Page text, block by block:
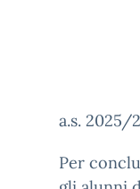
a.s. 2025/
Per